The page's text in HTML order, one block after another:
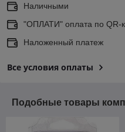
Наличными
"ОПЛАТИ" оплата по QR-
Наложенный платеж
Все условия оплаты
Подобные товары